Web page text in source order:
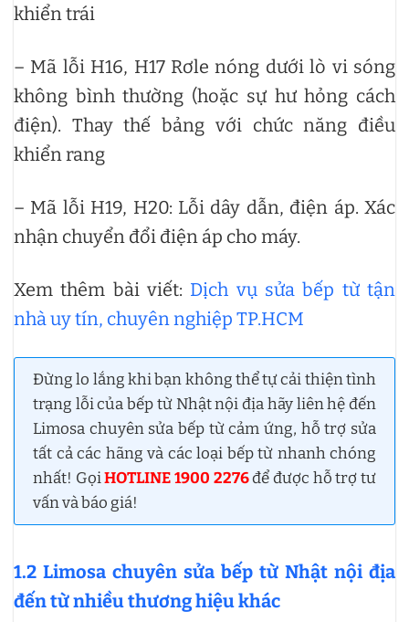
khiển trái
– Mã lỗi H16, H17 Rơle nóng dưới lò vi sóng
không bình thường (hoặc sự hư hỏng cách
điện). Thay thế bảng với chức năng điều
khiển rang
– Mã lỗi H19, H20: Lỗi dây dẫn, điện áp. Xác
nhận chuyển đổi điện áp cho máy.
Xem thêm bài viết: Dịch vụ sửa bếp từ tận
nhà uy tín, chuyên nghiệp TP.HCM
Đừng lo lắng khi bạn không thể tự cải thiện tình
trạng lỗi của bếp từ Nhật nội địa hãy liên hệ đến
Limosa chuyên sửa bếp từ cảm ứng, hỗ trợ sửa
tất cả các hãng và các loại bếp từ nhanh chóng
nhất! GọiHOTLINE 1900 2276để được hỗ trợ tư
vấn và báo giá!
1.2 Limosa chuyên sửa bếp từ Nhật nội địa
đến từ nhiều thương hiệu khác